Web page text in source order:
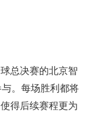
总决赛的北京智
。每场胜利都将
得后续赛程更为